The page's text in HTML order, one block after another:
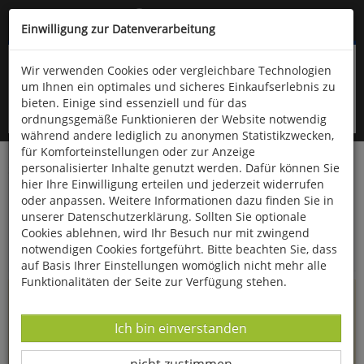
Kompletten Head der Seite überspringen
oder (06766) 9323-960
Startseite Informationen
Uppps...
Sie sind weitergeleitet worden !
haben zu öffnen, gibt es leider nicht mehr in unserem
Einwilligung zur Datenverarbeitung
Wir verwenden Cookies oder vergleichbare Technologien
um Ihnen ein optimales und sicheres Einkaufserlebnis zu
bieten. Einige sind essenziell und für das
ordnungsgemäße Funktionieren der Website notwendig
während andere lediglich zu anonymen Statistikzwecken,
für Komforteinstellungen oder zur Anzeige
personalisierter Inhalte genutzt werden. Dafür können Sie
hier Ihre Einwilligung erteilen und jederzeit widerrufen
oder anpassen. Weitere Informationen dazu finden Sie in
unserer Datenschutzerklärung. Sollten Sie optionale
Cookies ablehnen, wird Ihr Besuch nur mit zwingend
notwendigen Cookies fortgeführt. Bitte beachten Sie, dass
auf Basis Ihrer Einstellungen womöglich nicht mehr alle
Funktionalitäten der Seite zur Verfügung stehen.
Datenverarbeitung -
Ich bin einverstanden